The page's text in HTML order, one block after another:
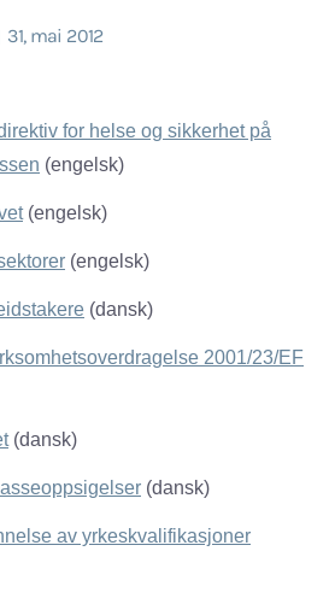
31, mai 2012
for helse og sikkerhet på
(engelsk)
(engelsk)
(engelsk)
(dansk)
2001/23/EF
(dansk)
(dansk)
av yrkeskvalifikasjoner